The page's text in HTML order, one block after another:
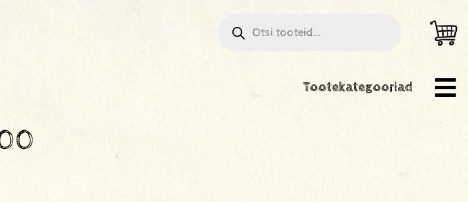
Tootekategooriad